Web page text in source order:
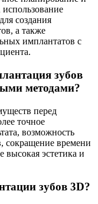
создания
а также
имплантатов с
зубов
методами?
перед
точное
возможность
сокращение времени
высокая эстетика и
зубов 3D?